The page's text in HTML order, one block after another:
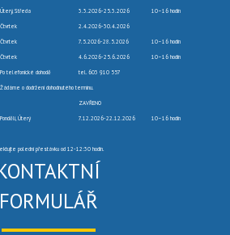
Úterý, Středa 3.3.2026-25.3.2026 10–16 hodin
Čtvrtek 2.4.2026-30.4.2026
Čtvrtek 7.5.2026-28.5.2026 10–16 hodin
Čtvrtek 4.6.2026-25.6.2026 10–16 hodin
Po telefonické dohodě tel. 603 910 557
Žádáme o dodržení dohodnutého termínu.
ZAVŘENO
Pondělí, Úterý 7.12.2026-22.12.2026 10–16 hodin
polední přestávku od 12-12:30 hodin.
FORMULÁŘ